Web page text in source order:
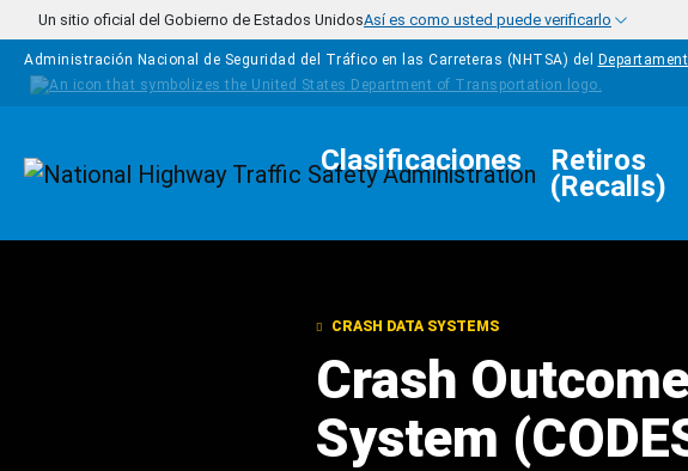
Pasar al contenido principal
Un sitio oficial del Gobierno de Estados UnidosAsí es como usted puede verificarlo
Administración Nacional de Seguridad del Tráfico en las Carreteras (NHTSA) del
Homepage
Clasificaciones Retiros
(Recalls)
CRASH DATA SYSTEMS
Crash
System